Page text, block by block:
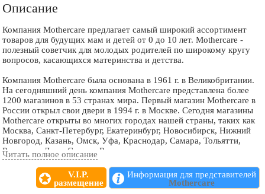
Описание
Компания Mothercare предлагает самый широкий ассортимент
товаров для будущих мам и детей от 0 до 10 лет. Mothercare -
полезный советчик для молодых родителей по широкому кругу
вопросов, касающихся материнства и детства.
Компания Mothercare была основана в 1961 г. в Великобритании.
На сегодняшний день компания Mothercare представлена более
1200 магазинов в 53 странах мира. Первый магазин Mothercare в
России открыл свои двери в 1994 г. в Москве. Сегодня магазины
Mothercare открыты во многих городах нашей страны, таких как
Москва, Санкт-Петербург, Екатеринбург, Новосибирск, Нижний
Новгород, Казань, Омск, Уфа, Краснодар, Самара, Тольятти,
Ростов-на-Дону, Сургут, Рязань и др.
В каждом магазине Mothercare вы найдете:
• товары для будущих мам: одежду, белье, аксессуары, косметику
Читать полное описание
V.I.P.
размещение
Информация для представителей
Mothercare